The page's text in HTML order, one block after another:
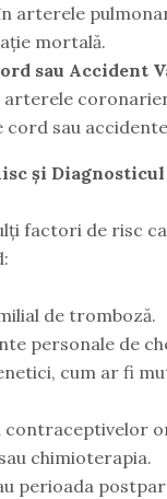
arterele
mortală.
sau Accident
arterele
cord sau
și
factori de risc
de tromboză.
personale de
cum ar fi
contraceptivelor
chimioterapia.
perioada